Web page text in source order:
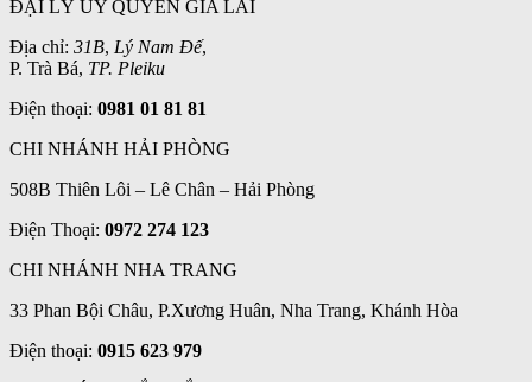
ĐẠI LÝ ỦY QUYỀN GIA LAI
Địa chỉ: 31B, Lý Nam Đế,
P. Trà Bá, TP. Pleiku
Điện thoại: 0981 01 81 81
CHI NHÁNH HẢI PHÒNG
508B Thiên Lôi – Lê Chân – Hải Phòng
Điện Thoại: 0972 274 123
CHI NHÁNH NHA TRANG
33 Phan Bội Châu, P.Xương Huân, Nha Trang, Khánh Hòa
Điện thoại: 0915 623 979